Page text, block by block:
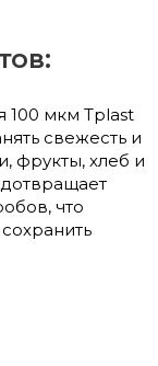
100 мкм Tplast
свежесть и
фрукты, хлеб и
что